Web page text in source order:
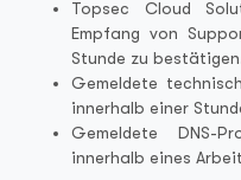
Topsec Cloud
Empfang von
Stunde zu
Gemeldete
innerhalb einer
Gemeldete DNS-
innerhalb eines